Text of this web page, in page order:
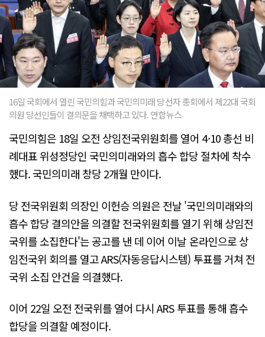
16일 국회에서 열린 국민의힘과 국민의미래 당선자 총회에서 제22대 국회
의원 당선인들이 결의문을 채택하고 있다. 연합뉴스
국민의힘은 18일 오전 상임전국위원회를 열어 4·10 총선 비
례대표 위성정당인 국민의미래와의 흡수 합당 절차에 착수
했다. 국민의미래 창당 2개월 만이다.
당 전국위원회 의장인 이헌승 의원은 전날 '국민의미래와의
흡수 합당 결의안을 의결할 전국위원회를 열기 위해 상임전
국위를 소집한다'는 공고를 낸 데 이어 이날 온라인으로 상
임전국위 회의를 열고 ARS(자동응답시스템) 투표를 거쳐 전
국위 소집 안건을 의결했다.
이어 22일 오전 전국위를 열어 다시 ARS 투표를 통해 흡수
합당을 의결할 예정이다.